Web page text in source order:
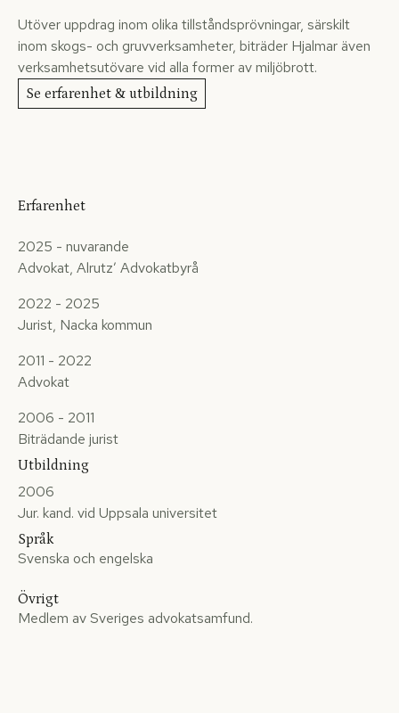
Utöver uppdrag inom olika tillståndsprövningar, särskilt
inom skogs- och gruvverksamheter, biträder Hjalmar även
verksamhetsutövare vid alla former av miljöbrott.
Se erfarenhet & utbildning
Erfarenhet
2025 - nuvarande
Advokat, Alrutz’ Advokatbyrå
2022 - 2025
Jurist, Nacka kommun
2011 - 2022
Advokat
2006 - 2011
Biträdande jurist
Utbildning
2006
Jur. kand. vid Uppsala universitet
Språk
Svenska och engelska
Övrigt
Medlem av Sveriges advokatsamfund.